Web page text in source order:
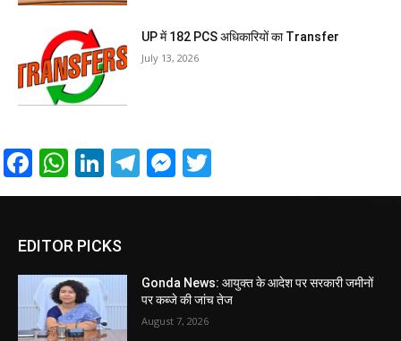
UP में 182 PCS अधिकारियों का Transfer
July 13, 2026
Facebook
WhatsApp
LinkedIn
Telegram
Messenger
EDITOR PICKS
Gonda News: आयुक्त के आदेश पर सरकारी जमीनों
पर कब्जे की जांच तेज
August 7, 2026